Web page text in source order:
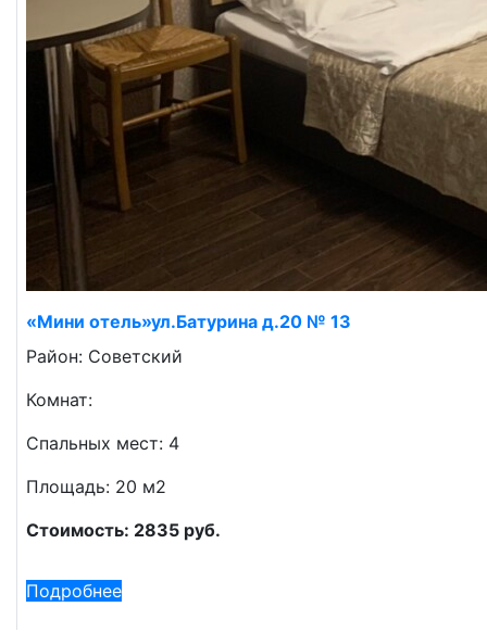
«Мини отель»ул.Батурина д.20 № 13
Район: Советский
Комнат:
Спальных мест: 4
Площадь: 20 м2
Стоимость: 2835 руб.
Подробнее